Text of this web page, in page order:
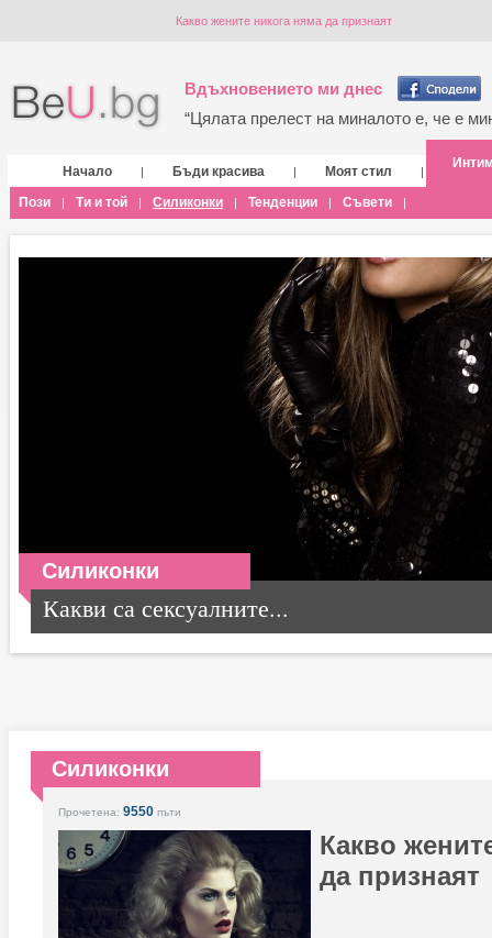
Какво жените никога няма да признаят
Вдъхновението ми днес
“Цялата прелест на миналото е, че е
Начало | Бъди красива | Моят стил |
Пози | Ти и той | Силиконки | Тенденции | Съвети |
Силиконки
Какви са сексуалните...
Силиконки
Прочетена: 9550 пъти
Какво
да признаят